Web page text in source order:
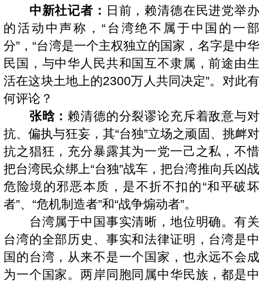
中新社记者： 日前，赖清德在民进党举办
的活动中声称，“台湾绝不属于中国的一部
分”，“台湾是一个主权独立的国家，名字是中华
民国，与中华人民共和国互不隶属，前途由生
活在这块土地上的2300万人共同决定”。对此有
何评论？
张晗： 赖清德的分裂谬论充斥着敌意与对
抗、偏执与狂妄，其“台独”立场之顽固、挑衅对
抗之猖狂，充分暴露其为一党一己之私，不惜
把台湾民众绑上“台独”战车，把台湾推向兵凶战
危险境的邪恶本质，是不折不扣的“和平破坏
者”、“危机制造者”和“战争煽动者”。
台湾属于中国事实清晰，地位明确。有关
台湾的全部历史、事实和法律证明，台湾是中
国的台湾，从来不是一个国家，也永远不会成
为一个国家。两岸同胞同属中华民族，都是中